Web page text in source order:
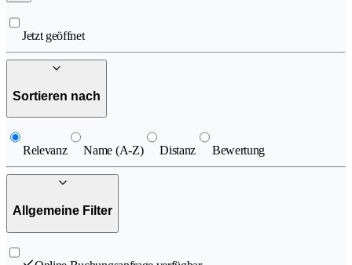
Jetzt geöffnet
Sortieren nach
Relevanz Name (A-Z) Distanz Bewertung
Allgemeine Filter